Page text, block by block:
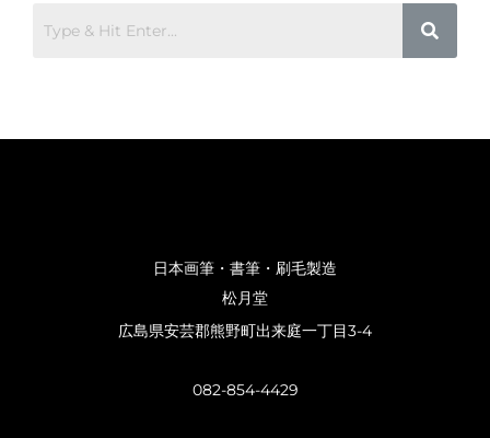
日本画筆・書筆・刷毛製造
松月堂
広島県安芸郡熊野町出来庭一丁目3-4
082-854-4429